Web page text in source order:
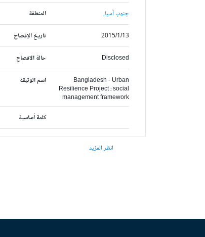
المنطقة جنوب آسيا,
تاريخ الإفصاح 2015/1/13
حالة الافصاح Disclosed
اسم الوثيقة
Bangladesh - Urban
Resilience Project : social
management framework
كلمة أساسية
انظر المزيد